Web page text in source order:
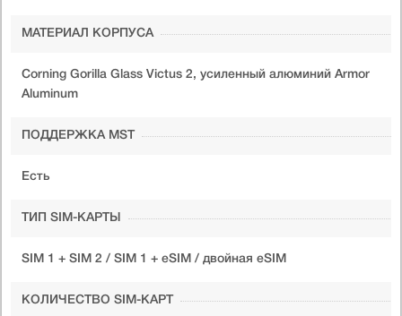
МАТЕРИАЛ КОРПУСА
Corning Gorilla Glass Victus 2, усиленный алюминий Armor
Aluminum
ПОДДЕРЖКА MST
Есть
ТИП SIM-КАРТЫ
SIM 1 + SIM 2 / SIM 1 + eSIM / двойная eSIM
КОЛИЧЕСТВО SIM-КАРТ